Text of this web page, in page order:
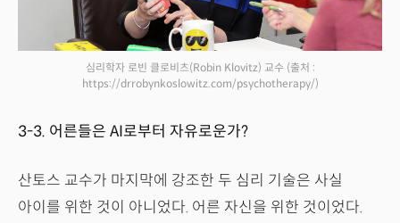
심리학자 로빈 클로비츠(Robin Klovitz) 교수 (출처 :
https://drrobynkoslowitz.com/psychotherapy/)
3-3. 어른들은 AI로부터 자유로운가?
산토스 교수가 마지막에 강조한 두 심리 기술은 사실
아이를 위한 것이 아니었다. 어른 자신을 위한 것이었다.